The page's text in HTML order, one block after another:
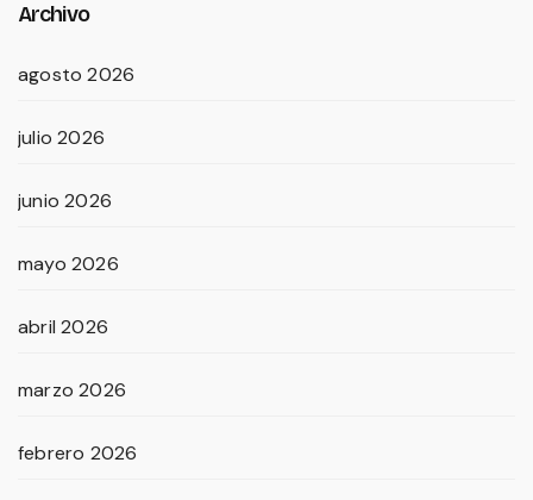
Archivo
agosto 2026
julio 2026
junio 2026
mayo 2026
abril 2026
marzo 2026
febrero 2026